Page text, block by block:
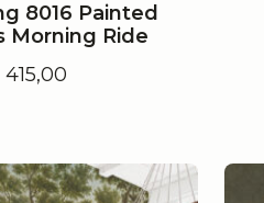
8016 Painted
Morning Ride
415,00